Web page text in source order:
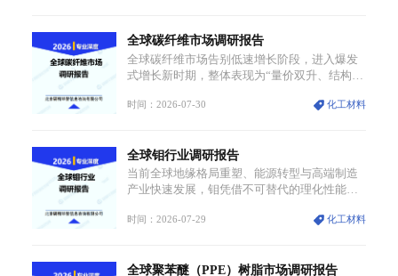
全的重要物资。当前镍已从传统工业金属转型
为新能源核心战略矿产，全球产业形成“印尼掌
控资源与产能、中国主导消费与技术、工艺向
全球碳纤维市场调研报告
全球碳纤维市场告别低速增长阶段，进入爆发
式增长新时期，整体表现为“量价双升、结构分
高，行业盈利空间持续扩张；另一方面产品、
工业主流市场，通用型产品支撑行业整体规模
扩张，高附加值领域与规模化工业应用形成两
大独立增长体系。
时间：2026-07-30 化工材料
全球钼行业调研报告
当前全球地缘格局重塑、能源转型与高端制造
产业快速发展，钼凭借不可替代的理化性能，
产，行业整体进入供需格局重构、价值体系重
于高端领域的基础，多重特性叠加，让钼贯穿
时间：2026-07-29 化工材料
全球聚苯醚（PPE）树脂市场调研报告